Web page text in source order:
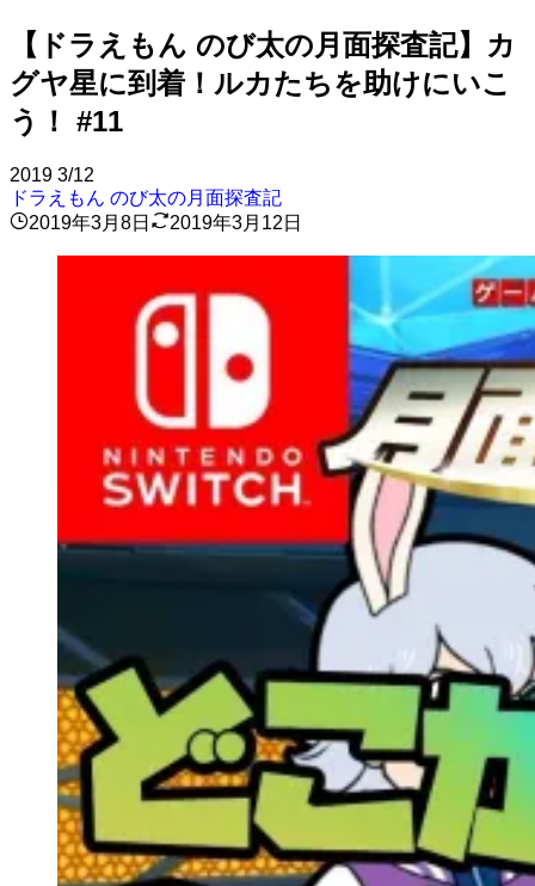
【ドラえもん のび太の月面探査記】カ
グヤ星に到着！ルカたちを助けにいこ
う！ #11
2019 3/12
ドラえもん のび太の月面探査記
2019年3月8日
2019年3月12日